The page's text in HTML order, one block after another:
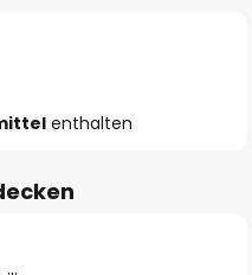
enthalten